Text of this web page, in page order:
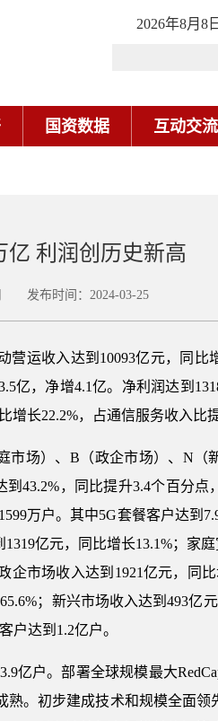
2026年8月8
国资数据 互动交流
亿 利润创历史新高
发布时间：2024-03-25
营运收入达到10093亿元，同比
亿，净增4.1亿。净利润达到
长22.2%，占通信服务收入比提
市场）、B（政企市场）、N（
43.2%，同比提升3.4个百分点
万户。其中5G套餐客户达到
亿元，同比增长13.1%；家
企市场收入达到1921亿元，同
；新兴市场收入达到493亿
户达到1.2亿户。
亿户。部署全球规模最大
。初步建成技术和规模全面领